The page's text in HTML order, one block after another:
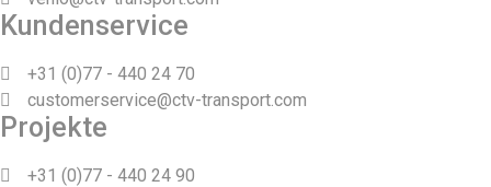
Kundenservice
+31 (0)77 - 440 24 70
customerservice@ctv-transport.com
Projekte
+31 (0)77 - 440 24 90